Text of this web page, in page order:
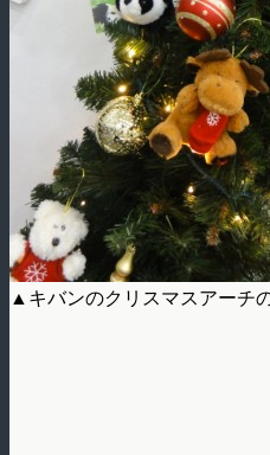
▲キバンのクリスマスアーチ